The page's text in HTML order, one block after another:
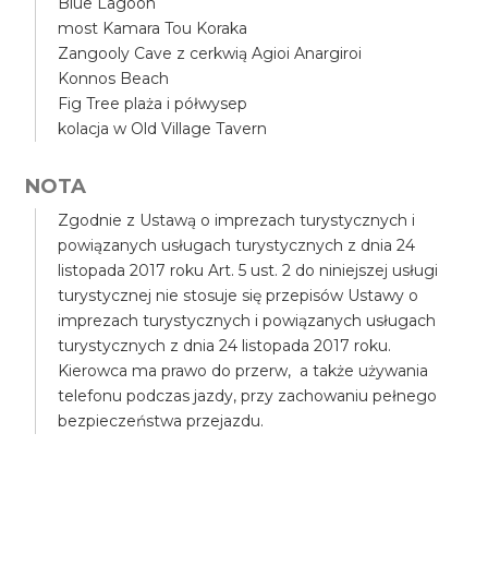
most Kamara Tou Koraka
Zangooly Cave z cerkwią Agioi Anargiroi
Konnos Beach
Fig Tree plaża i półwysep
kolacja w Old Village Tavern
NOTA
Zgodnie z Ustawą o imprezach turystycznych i
powiązanych usługach turystycznych z dnia 24
listopada 2017 roku Art. 5 ust. 2 do niniejszej usługi
turystycznej nie stosuje się przepisów Ustawy o
imprezach turystycznych i powiązanych usługach
turystycznych z dnia 24 listopada 2017 roku.
Kierowca ma prawo do przerw, a także używania
telefonu podczas jazdy, przy zachowaniu pełnego
bezpieczeństwa przejazdu.